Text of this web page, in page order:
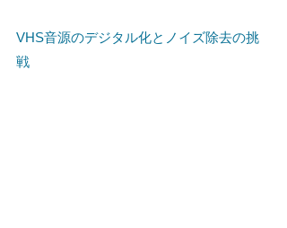
VHS音源のデジタル化とノイズ除去の挑
戦